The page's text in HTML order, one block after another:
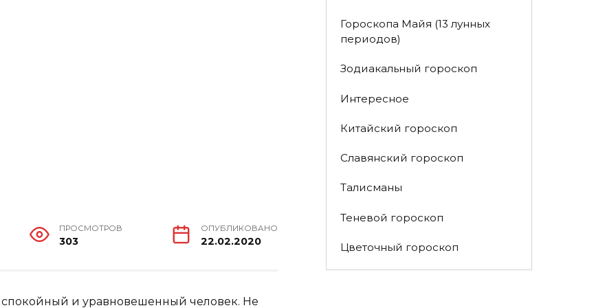
ПРОСМОТРОВ
303
ОПУБЛИКОВАНО
22.02.2020
и уравновешенный человек. Не
Гороскопа Майя (13 лунных
периодов)
Зодиакальный гороскоп
Интересное
Китайский гороскоп
Славянский гороскоп
Талисманы
Теневой гороскоп
Цветочный гороскоп